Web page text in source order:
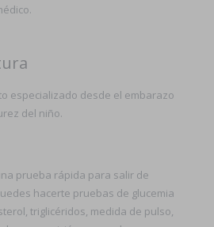
especializado desde el embarazo
del niño.
prueba rápida para salir de
hacerte pruebas de glucemia
triglicéridos, medida de pulso,